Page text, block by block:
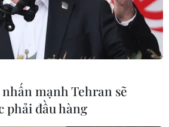
mạnh Tehran sẽ
phải đầu hàng